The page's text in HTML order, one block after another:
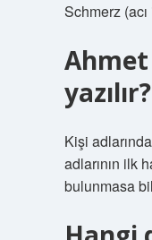
Schmerz
Ahmet
yazılır?
Kişi
adlarının ilk
bulunmasa